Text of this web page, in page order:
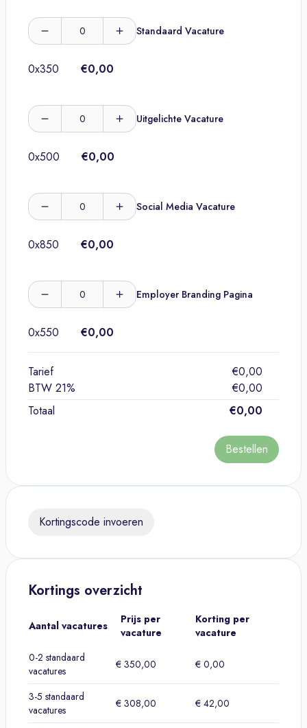
Standaard Vacature
0x350 €0,00
Uitgelichte Vacature
0x500 €0,00
Social Media Vacature
0x850 €0,00
Employer Branding Pagina
0x550 €0,00
Tarief
€0,00
BTW 21%
€0,00
Totaal
€0,00
Bestellen
Kortingscode invoeren
Kortings overzicht
Aantal vacatures
Prijs per
vacature
Korting per
vacature
0-2 standaard
vacatures
€ 350,00 € 0,00
3-5 standaard
vacatures
€ 308,00 € 42,00